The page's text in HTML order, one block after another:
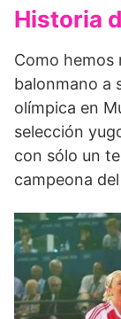
Historia
Como hemos
balon­mano a
olímpica en
selección
con sólo un
campeona